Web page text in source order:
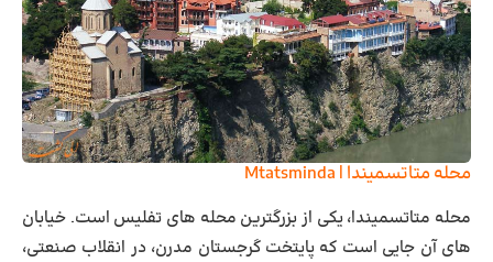
محله متاتسمیندا | Mtatsminda
محله متاتسمیندا، یکی از بزرگترین محله های تفلیس است. خیابان
های آن جایی است که پایتخت گرجستان مدرن، در انقلاب صنعتی،